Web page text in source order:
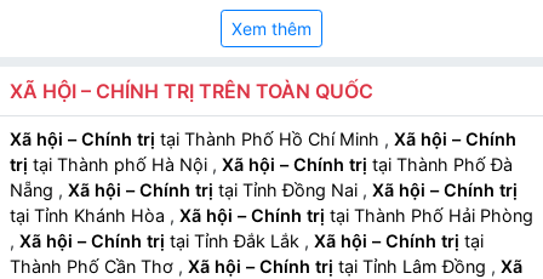
thường là chính trị gia, nhà báo, luật sư, lãnh đạo hoặc
người dân, có lập trường và cách ứng xử đa dạng.
Tình tiết kịch tính và căng thẳng:Các cuộc tranh
luận, đấu trí, âm mưu chính trị hoặc xung đột xã hội tạo
sự hồi hộp và hấp dẫn.
Âm nhạc và ánh sáng hỗ trợ cảm xúc:Nhạc nền
trầm, ánh sáng sắc nét và màu sắc phù hợp tăng trải
nghiệm hồi hộp, nghiêm trọng và chân thực.
Xem thêm
XÃ HỘI – CHÍNH TRỊ TRÊN TOÀN QUỐC
Xã hội – Chính trị tại Thành Phố Hồ Chí Minh , Xã hội – Chính
trị tại Thành phố Hà Nội , Xã hội – Chính trị tại Thành Phố Đà
Nẵng , Xã hội – Chính trị tại Tỉnh Đồng Nai , Xã hội – Chính trị
tại Tỉnh Khánh Hòa , Xã hội – Chính trị tại Thành Phố Hải Phòng
, Xã hội – Chính trị tại Tỉnh Đắk Lắk , Xã hội – Chính trị tại
Thành Phố Cần Thơ , Xã hội – Chính trị tại Tỉnh Lâm Đồng , Xã